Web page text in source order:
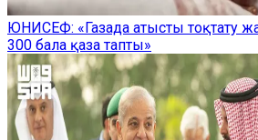
ЮНИСЕФ: «Газада атысты тоқтату
300 бала қаза тапты»